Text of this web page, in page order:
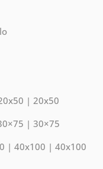
| 20x50
| 30×75
| 40x100 | 40x100